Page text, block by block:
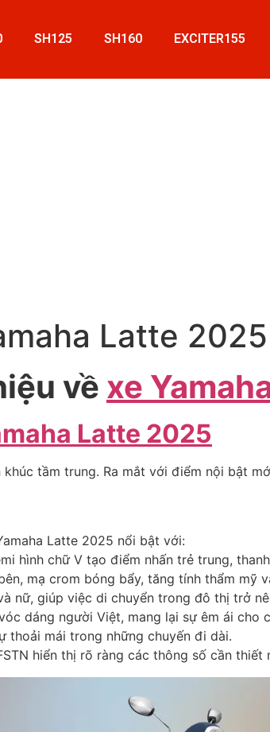
SH125 SH160 EXCITER155
Latte 2025
về xe
Latte 2025
tầm trung. Ra mắt với điểm nội bật
Latte 2025 nổi bật với:
hình chữ V tạo điểm nhấn trẻ trung,
mạ crom bóng bẩy, tăng tính thẩm mỹ
nữ, giúp việc di chuyển trong đô thị trở
dáng người Việt, mang lại sự êm ái cho
thoải mái trong những chuyến đi dài.
hiển thị rõ ràng các thông số cần